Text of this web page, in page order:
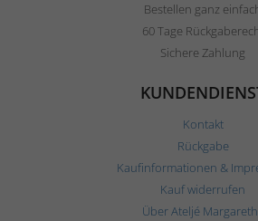
Bestellen ganz
60 Tage
Sichere Zahlung
Kontakt
Rückgabe
Kaufinformationen &
Kauf widerrufen
Über Ateljé